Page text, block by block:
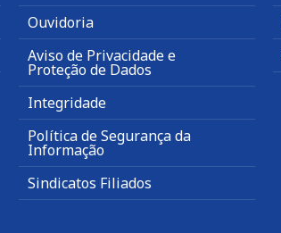
Ouvidoria
Aviso de Privacidade e
Proteção de Dados
Integridade
Política de Segurança da
Informação
Sindicatos Filiados